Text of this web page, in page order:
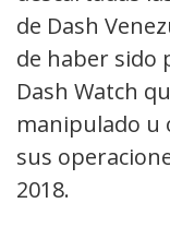
de Dash
de haber sido
Dash Watch
manipulado u
sus
2018.